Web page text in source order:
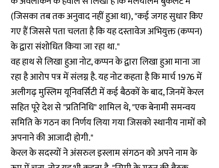
(जिसका तब तक अनुवाद नहीं हुआ था), "कई जगह सुधार किए
गए हैं जिससे पता चलता है कि यह दस्तावेज अभियुक्त (कप्पन)
के द्वारा संशोधित किया जा रहा था."
वह हाथ से लिखा हुआ नोट, कप्पन के द्वारा लिखा हुआ माना जा
रहा है आरोप पत्र में संलग्न है. यह नोट कहता है कि मार्च 1976 में
अलीगढ़ मुस्लिम यूनिवर्सिटी में कई बैठकों के बाद, जिनमें केरल
सहित पूरे देश से "प्रतिनिधि" शामिल थे, "एक बेनामी समन्वय
समिति के गठन का निर्णय लिया गया जिसको स्थानीय नामों को
अपनाने की आजादी होगी."
केरल के सदस्यों ने अंसरुल इस्लाम संगठन को अपने नाम के